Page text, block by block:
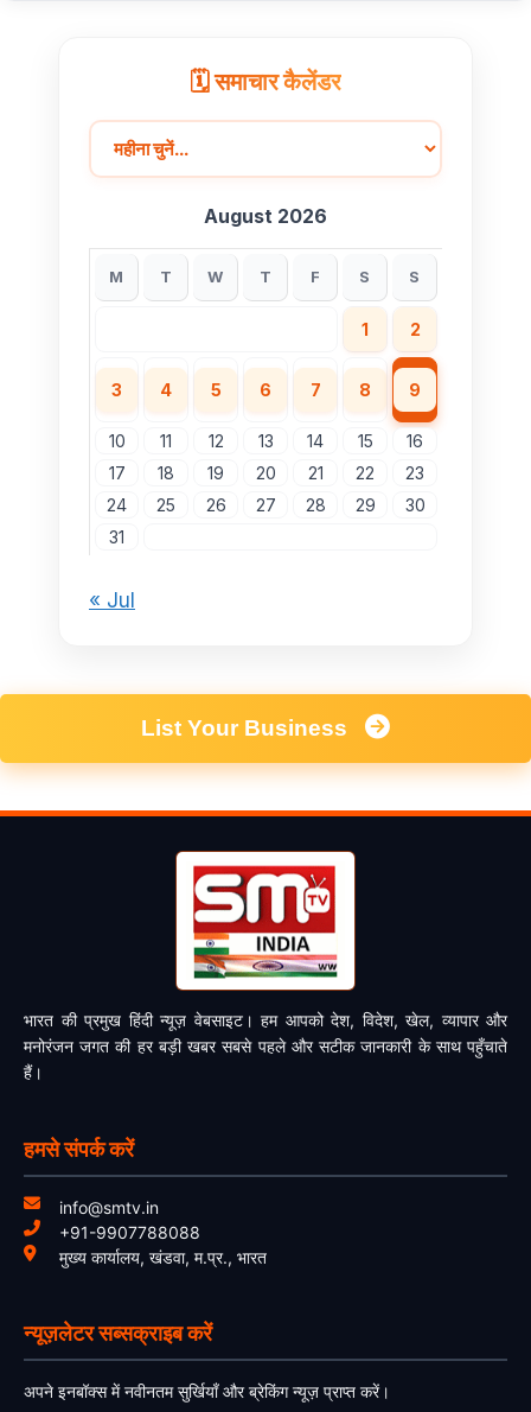
🗓️ समाचार कैलेंडर
August 2026
M T W T F S S
1 2
3 4 5 6 7 8 9
10 11 12 13 14 15
16
17
18 19 20 21 22
23
24
25 26 27 28 29
30
31
« Jul
List Your Business
भारत की प्रमुख हिंदी न्यूज़ वेबसाइट। हम आपको देश, विदेश, खेल, व्यापार और
मनोरंजन जगत की हर बड़ी खबर सबसे पहले और सटीक जानकारी के साथ पहुँचाते
हैं।
हमसे संपर्क करें
info@smtv.in
+91-9907788088
मुख्य कार्यालय, खंडवा, म.प्र., भारत
न्यूज़लेटर सब्सक्राइब करें
अपने इनबॉक्स में नवीनतम सुर्खियाँ और ब्रेकिंग न्यूज़ प्राप्त करें।